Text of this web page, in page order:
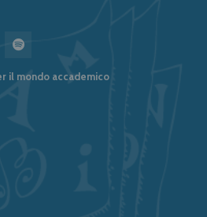
il mondo accademico